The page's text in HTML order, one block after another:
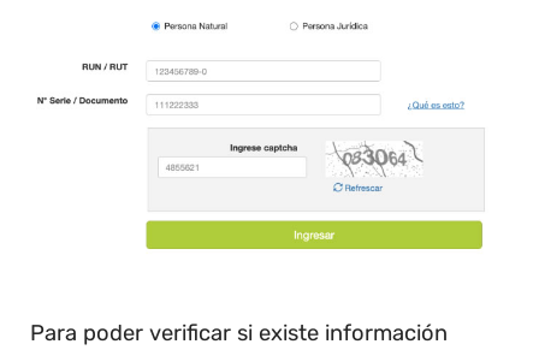
Para poder verificar si existe información